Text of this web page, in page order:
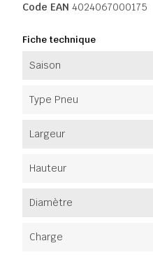
Code EAN 4024067000175
Fiche technique
Saison
Type Pneu
Largeur
Hauteur
Diamètre
Charge